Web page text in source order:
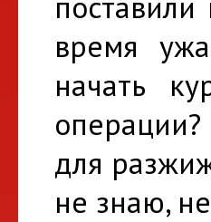
время
начать
для
не знаю,